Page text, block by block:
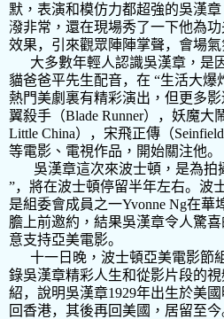
默 ， 表演和模仿力都超強的吳漢
潑非常， 還在現場秀了一下他為功
效果，引來觀眾陣陣掌聲， 會場氣
大多數年輕人認識吳漢章，是
貓爸爸平先生配音，在 “生活大爆
熱門美劇 裏有精彩演出 ，但更多影
翼殺手（Blade Runner），妖魔大
Little China），宋飛正傳（Seinfield
等電影 、 電視作品 ， 開始關注他。
吳漢章這次來波士頓 ，是為拍
”，將在波士頓停留半年左右。 波
是組委會成員之一Yvonne Ng在華
膽 上前邀約 ，結果吳漢章令人驚喜
意支持亞美電影。
十一日晚，波士頓亞美電影節
錄吳漢章精彩人生和從影片段的視
紹， 說明吳漢章1929年出生於美
回香港， 其後再回美國 ，居留至今